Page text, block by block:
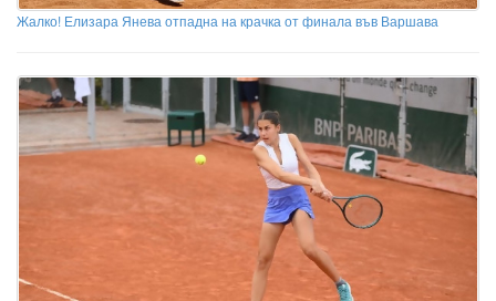
Жалко! Елизара Янева отпадна на крачка от финала във Варшава